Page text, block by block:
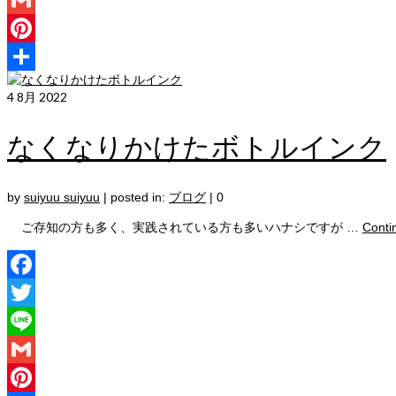
Gmail
Pinterest
共
48月 2022
なくなりかけたボトルインク
by suiyuu suiyuu | posted in: ブログ | 0
ご存知の方も多く、実践されている方も多いハナシですが …
Facebook
Twitter
Line
Gmail